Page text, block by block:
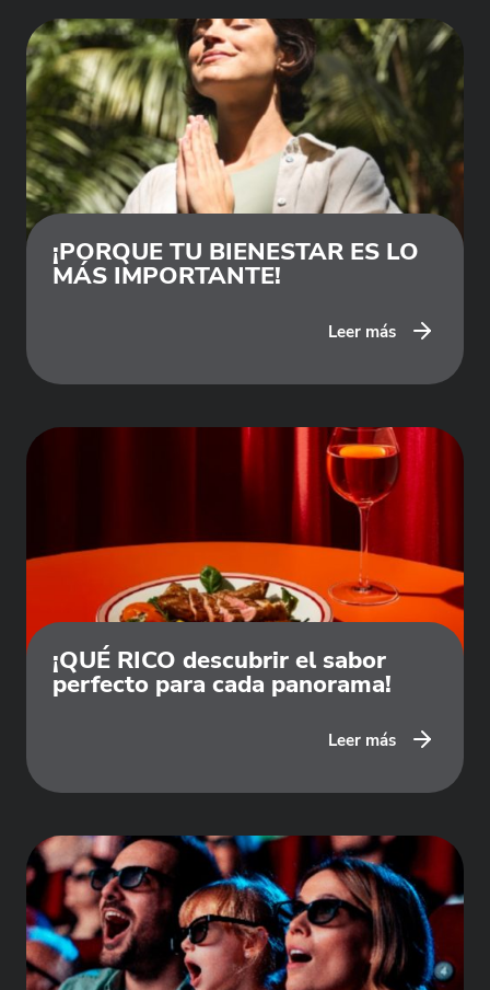
¡PORQUE TU BIENESTAR ES LO
MÁS IMPORTANTE!
Leer más
¡QUÉ RICO descubrir el sabor
perfecto para cada panorama!
Leer más